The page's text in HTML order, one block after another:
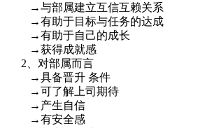
→与部属建立互信互赖关系
→有助于目标与任务的达成
→有助于自己的成长
→获得成就感
2、对部属而言
→具备晋升 条件
→可了解上司期待
→产生自信
→有安全感